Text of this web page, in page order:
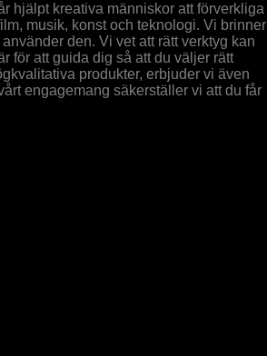
hjälpt kreativa människor att förverkliga
musik, konst och teknologi. Vi brinner
den. Vi vet att rätt verktyg kan
för att guida dig så att du väljer rätt
produkter, erbjuder vi även
engagemang säkerställer vi att du får